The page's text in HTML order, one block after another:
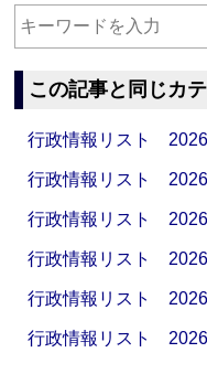
この記事と同じカ
行政情報リスト
行政情報リスト
行政情報リスト
行政情報リスト
行政情報リスト
行政情報リスト